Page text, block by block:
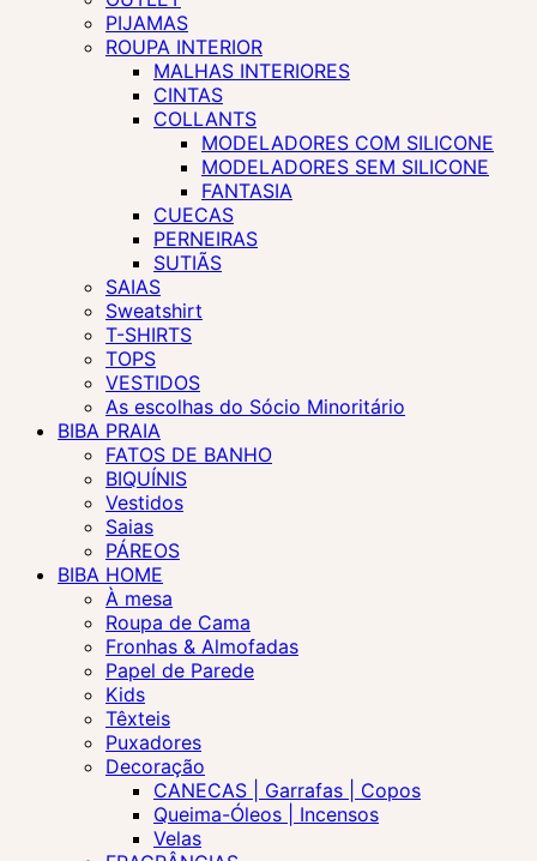
PIJAMAS
ROUPA INTERIOR
MALHAS INTERIORES
CINTAS
COLLANTS
MODELADORES COM SILICONE
MODELADORES SEM SILICONE
FANTASIA
CUECAS
PERNEIRAS
SUTIÃS
SAIAS
Sweatshirt
T-SHIRTS
TOPS
VESTIDOS
As escolhas do Sócio Minoritário
BIBA PRAIA
FATOS DE BANHO
BIQUÍNIS
Vestidos
Saias
PÁREOS
BIBA HOME
À mesa
Roupa de Cama
Fronhas & Almofadas
Papel de Parede
Kids
Têxteis
Puxadores
Decoração
CANECAS | Garrafas | Copos
Queima-Óleos | Incensos
Velas